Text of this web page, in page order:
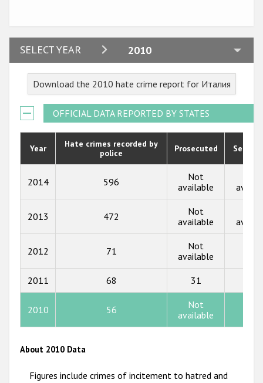
SELECT YEAR 2010
2024
2022
2021
2020
2017
Download the 2010 hate crime report for Италия
OFFICIAL DATA REPORTED BY STATES
Year
Hate crimes recorded by
police
Prosecuted
2014 596
Not
available
2013 472
Not
available
2012 71
Not
available
2011 68 31
2010 56
Not
available
About 2010 Data
Figures include crimes of incitement to hatred and